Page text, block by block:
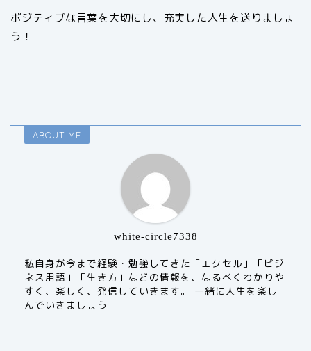
ポジティブな言葉を大切にし、充実した人生を送りましょ
う！
ABOUT ME
white-circle7338
私自身が今まで経験・勉強してきた「エクセル」「ビジ
ネス用語」「生き方」などの情報を、なるべくわかりや
すく、楽しく、発信していきます。 一緒に人生を楽し
んでいきましょう